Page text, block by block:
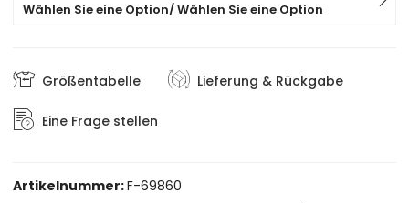
Wählen Sie eine Option/ Wählen Sie eine Option
Größentabelle Lieferung & Rückgabe
Eine Frage stellen
Artikelnummer:F-69860